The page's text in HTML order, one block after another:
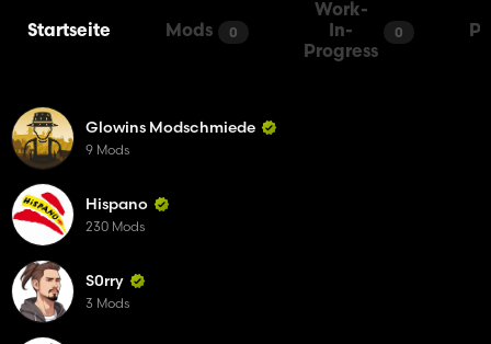
Startseite Mods 0
Work-
In-
Progress
0
Glowins Modschmiede
9 Mods
Hispano
230 Mods
S0rry
3 Mods